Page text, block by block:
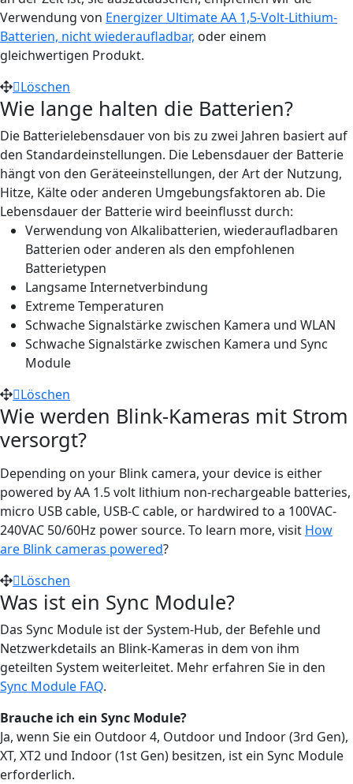
Verwendung von Energizer Ultimate AA 1,5-Volt-Lithium-
Batterien, nicht wiederaufladbar, oder einem
gleichwertigen Produkt.
Löschen
Wie lange halten die Batterien?
Die Batterielebensdauer von bis zu zwei Jahren basiert auf
den Standardeinstellungen. Die Lebensdauer der Batterie
hängt von den Geräteeinstellungen, der Art der Nutzung,
Hitze, Kälte oder anderen Umgebungsfaktoren ab. Die
Lebensdauer der Batterie wird beeinflusst durch:
Verwendung von Alkalibatterien, wiederaufladbaren
Batterien oder anderen als den empfohlenen
Batterietypen
Langsame Internetverbindung
Extreme Temperaturen
Schwache Signalstärke zwischen Kamera und WLAN
Schwache Signalstärke zwischen Kamera und Sync
Module
Löschen
Wie werden Blink-Kameras mit Strom
versorgt?
Depending on your Blink camera, your device is either
powered by AA 1.5 volt lithium non-rechargeable batteries,
micro USB cable, USB-C cable, or hardwired to a 100VAC-
240VAC 50/60Hz power source. To learn more, visit How
are Blink cameras powered?
Löschen
Was ist ein Sync Module?
Das Sync Module ist der System-Hub, der Befehle und
Netzwerkdetails an Blink-Kameras in dem von ihm
geteilten System weiterleitet. Mehr erfahren Sie in den
Sync Module FAQ.
Brauche ich ein Sync Module?
Ja, wenn Sie ein Outdoor 4, Outdoor und Indoor (3rd Gen),
XT, XT2 und Indoor (1st Gen) besitzen, ist ein Sync Module
erforderlich.